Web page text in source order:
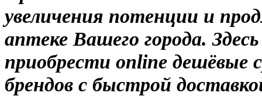
увеличения потенции и
аптеке Вашего города.
приобрести online
брендов с быстрой